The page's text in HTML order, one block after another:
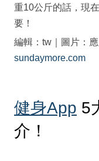
重10公斤的話，現
要！
編輯：tw｜圖片：
sundaymore.com
健身App 5
介！